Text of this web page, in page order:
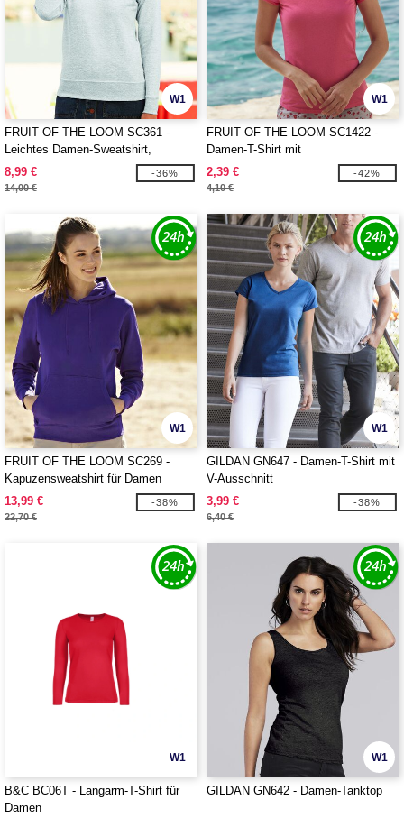
W1
FRUIT OF THE LOOM SC361 -
Leichtes Damen-Sweatshirt,
Raglanärmel
8,99 €
14,00 €
-36%
W1
FRUIT OF THE LOOM SC1422 -
Damen-T-Shirt mit
Rundhalsausschnitt
2,39 €
4,10 €
-42%
W1
FRUIT OF THE LOOM SC269 -
Kapuzensweatshirt für Damen
13,99 €
22,70 €
-38%
W1
GILDAN GN647 - Damen-T-Shirt mit
V-Ausschnitt
3,99 €
6,40 €
-38%
W1
B&C BC06T - Langarm-T-Shirt für
Damen
W1
GILDAN GN642 - Damen-Tanktop